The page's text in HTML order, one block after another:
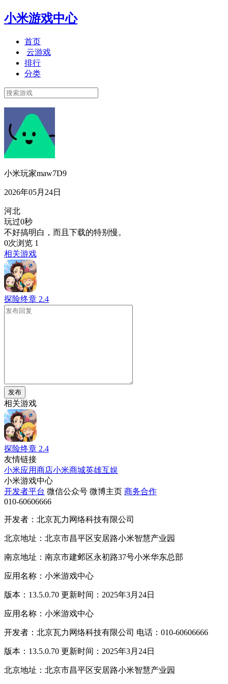
小米游戏中心
首页
云游戏
排行
分类
小米玩家maw7D9
2026年05月24日
河北
玩过0秒
不好搞明白，而且下载的特别慢。
0次浏览 1
相关游戏
探险终章 2.4
发布
相关游戏
探险终章 2.4
友情链接
小米应用商店小米商城英雄互娱
小米游戏中心
开发者平台 微信公众号 微博主页 商务合作
010-60606666
开发者：北京瓦力网络科技有限公司
北京地址：北京市昌平区安居路小米智慧产业园
南京地址：南京市建邺区永初路37号小米华东总部
应用名称：小米游戏中心
版本：13.5.0.70 更新时间：2025年3月24日
应用名称：小米游戏中心
开发者：北京瓦力网络科技有限公司 电话：010-60606666
版本：13.5.0.70 更新时间：2025年3月24日
北京地址：北京市昌平区安居路小米智慧产业园